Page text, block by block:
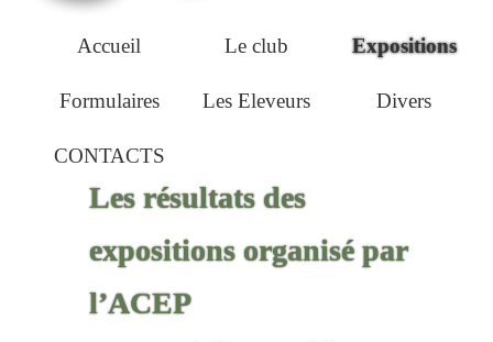
Aller au
contenu
principal
Aller au
contenu
secondaire
Accueil Le club Expositions
Formulaires Les Eleveurs Divers
CONTACTS
Les résultats des
expositions organisé par
l’ACEP